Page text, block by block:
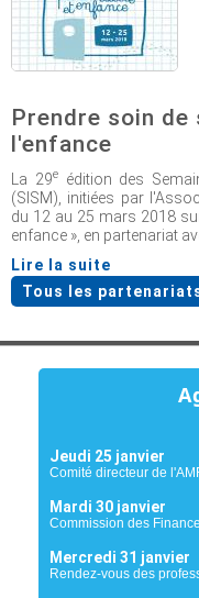
Prendre soin de
l'enfance
La 29eédition des
(SISM), initiées par
du 12 au 25 mars 2018
enfance », en partenariat
Lire la suite
Tous les
Jeudi 25 janvier
Comité directeur de
Mardi 30 janvier
Commission des
Mercredi 31 janvier
Rendez-vous des